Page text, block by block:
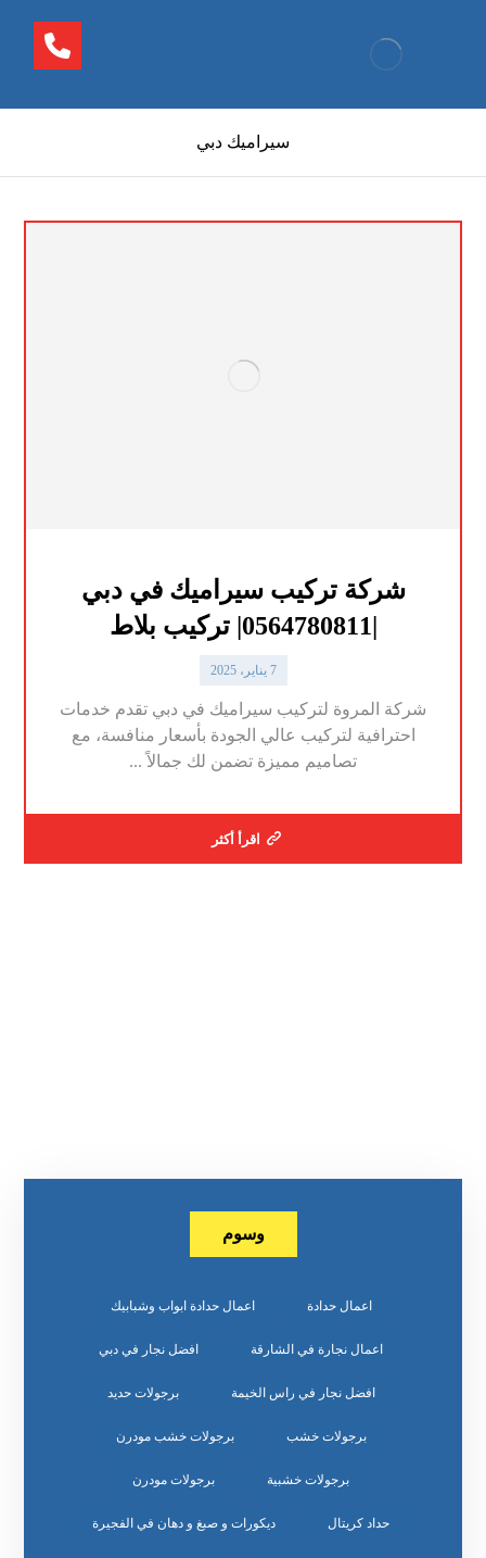
سيراميك دبي
شركة تركيب سيراميك في دبي
|0564780811| تركيب بلاط
7 يناير، 2025
شركة المروة لتركيب سيراميك في دبي تقدم خدمات
احترافية لتركيب عالي الجودة بأسعار منافسة، مع
تصاميم مميزة تضمن لك جمالاً ...
اقرأ أكثر
وسوم
اعمال حدادة اعمال حدادة ابواب وشبابيك
اعمال نجارة في الشارقة افضل نجار في دبي
افضل نجار في راس الخيمة برجولات حديد
برجولات خشب برجولات خشب مودرن
برجولات خشبية برجولات مودرن
حداد كريتال ديكورات و صبغ و دهان في الفجيرة